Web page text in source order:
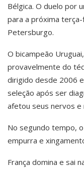
Bélgica. O duelo por
para a próxima
Petersburgo.
O bicampeão
provavelmente do
dirigido desde 2006
seleção após ser
afetou seus nervos e
No segundo tempo,
empurra e
França domina e sai